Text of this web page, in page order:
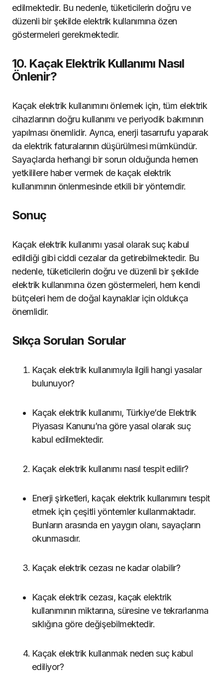
edilmektedir. Bu nedenle, tüketicilerin doğru ve
düzenli bir şekilde elektrik kullanımına özen
göstermeleri gerekmektedir.
10. Kaçak Elektrik Kullanımı Nasıl
Önlenir?
Kaçak elektrik kullanımını önlemek için, tüm elektrik
cihazlarının doğru kullanımı ve periyodik bakımının
yapılması önemlidir. Ayrıca, enerji tasarrufu yaparak
da elektrik faturalarının düşürülmesi mümkündür.
Sayaçlarda herhangi bir sorun olduğunda hemen
yetkililere haber vermek de kaçak elektrik
kullanımının önlenmesinde etkili bir yöntemdir.
Sonuç
Kaçak elektrik kullanımı yasal olarak suç kabul
edildiği gibi ciddi cezalar da getirebilmektedir. Bu
nedenle, tüketicilerin doğru ve düzenli bir şekilde
elektrik kullanımına özen göstermeleri, hem kendi
bütçeleri hem de doğal kaynaklar için oldukça
önemlidir.
Sıkça Sorulan Sorular
Kaçak elektrik kullanımıyla ilgili hangi yasalar
bulunuyor?
Kaçak elektrik kullanımı, Türkiye’de Elektrik
Piyasası Kanunu’na göre yasal olarak suç
kabul edilmektedir.
Kaçak elektrik kullanımı nasıl tespit edilir?
Enerji şirketleri, kaçak elektrik kullanımını tespit
etmek için çeşitli yöntemler kullanmaktadır.
Bunların arasında en yaygın olanı, sayaçların
okunmasıdır.
Kaçak elektrik cezası ne kadar olabilir?
Kaçak elektrik cezası, kaçak elektrik
kullanımının miktarına, süresine ve tekrarlanma
sıklığına göre değişebilmektedir.
Kaçak elektrik kullanmak neden suç kabul
ediliyor?